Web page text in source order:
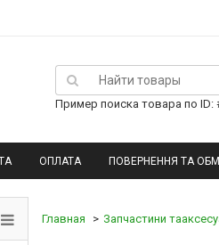
Пример поиска товара по ID:
ОПЛАТА ПОВЕРНЕННЯ ТА
Главная Запчастини